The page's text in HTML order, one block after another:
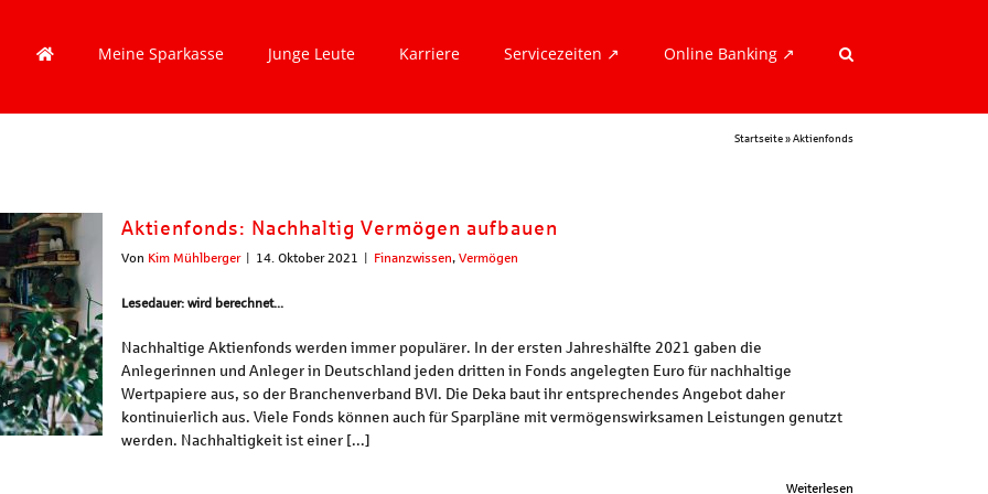
Meine Sparkasse Junge Leute Karriere Servicezeiten ↗︎ Online Banking ↗︎
Startseite»Aktienfonds
Aktienfonds: Nachhaltig Vermögen aufbauen
Von Kim Mühlberger | 14. Oktober 2021 | Finanzwissen, Vermögen
Lesedauer: wird berechnet...
Nachhaltige Aktienfonds werden immer populärer. In der ersten Jahreshälfte 2021 gaben die
Anlegerinnen und Anleger in Deutschland jeden dritten in Fonds angelegten Euro für nachhaltige
Wertpapiere aus, so der Branchenverband BVI. Die Deka baut ihr entsprechendes Angebot daher
kontinuierlich aus. Viele Fonds können auch für Sparpläne mit vermögenswirksamen Leistungen genutzt
werden. Nachhaltigkeit ist einer [...]
Weiterlesen